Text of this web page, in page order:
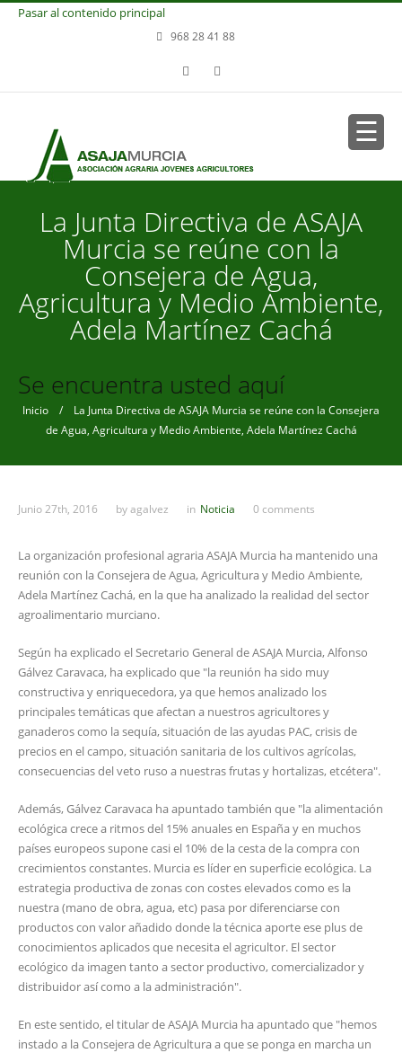
Pasar al contenido principal
968 28 41 88
La Junta Directiva de ASAJA
Murcia se reúne con la
Consejera de Agua,
Agricultura y Medio Ambiente,
Adela Martínez Cachá
Se encuentra usted aquí
Inicio / La Junta Directiva de ASAJA Murcia se reúne con la Consejera
de Agua, Agricultura y Medio Ambiente, Adela Martínez Cachá
Junio 27th, 2016 byagalvez in Noticia 0 comments
La organización profesional agraria ASAJA Murcia ha mantenido una
reunión con la Consejera de Agua, Agricultura y Medio Ambiente,
Adela Martínez Cachá, en la que ha analizado la realidad del sector
agroalimentario murciano.
Según ha explicado el Secretario General de ASAJA Murcia, Alfonso
Gálvez Caravaca, ha explicado que "la reunión ha sido muy
constructiva y enriquecedora, ya que hemos analizado los
principales temáticas que afectan a nuestros agricultores y
ganaderos como la sequía, situación de las ayudas PAC, crisis de
precios en el campo, situación sanitaria de los cultivos agrícolas,
consecuencias del veto ruso a nuestras frutas y hortalizas, etcétera".
Además, Gálvez Caravaca ha apuntado también que "la alimentación
ecológica crece a ritmos del 15% anuales en España y en muchos
países europeos supone casi el 10% de la cesta de la compra con
crecimientos constantes. Murcia es líder en superficie ecológica. La
estrategia productiva de zonas con costes elevados como es la
nuestra (mano de obra, agua, etc) pasa por diferenciarse con
productos con valor añadido donde la técnica aporte ese plus de
conocimientos aplicados que necesita el agricultor. El sector
ecológico da imagen tanto a sector productivo, comercializador y
distribuidor así como a la administración".
En este sentido, el titular de ASAJA Murcia ha apuntado que "hemos
instado a la Consejera de Agricultura a que se ponga en marcha un